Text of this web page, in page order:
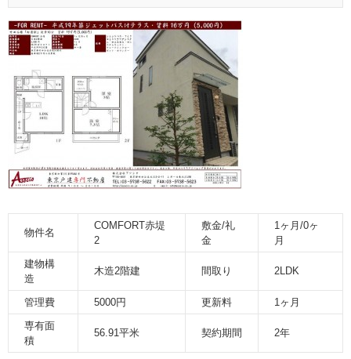
物件名
COMFORT赤堤
2
敷金/礼
金
1ヶ月/0ヶ
月
建物構
造
木造2階建 間取り 2LDK
管理費 5000円 更新料
1ヶ月
専有面
積
56.91平米 契約期間 2年